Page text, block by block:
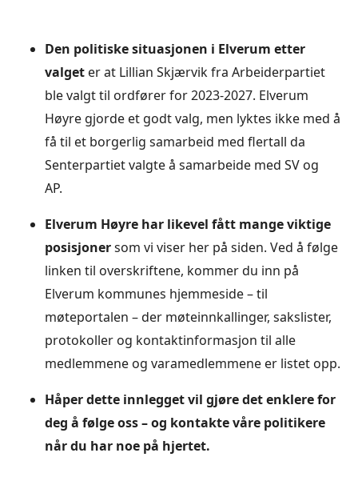
Den politiske situasjonen i Elverum etter
valget er at Lillian Skjærvik fra Arbeiderpartiet
ble valgt til ordfører for 2023-2027. Elverum
Høyre gjorde et godt valg, men lyktes ikke med å
få til et borgerlig samarbeid med flertall da
Senterpartiet valgte å samarbeide med SV og
AP.
Elverum Høyre har likevel fått mange viktige
posisjonersom vi viser her på siden. Ved å følge
linken til overskriftene, kommer du inn på
Elverum kommunes hjemmeside – til
møteportalen – der møteinnkallinger, sakslister,
protokoller og kontaktinformasjon til alle
medlemmene og varamedlemmene er listet opp.
Håper dette innlegget vil gjøre det enklere for
deg å følge oss – og kontakte våre politikere
når du har noe på hjertet.